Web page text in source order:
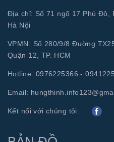
Địa chỉ: Số 71 ngõ 17 Phú Đô,
Hà Nội
VPMN: Số 280/9/8 Đường
Quận 12, TP. HCM
Hotline: 0976225366 -
Email:
Kết nối với chúng tôi: